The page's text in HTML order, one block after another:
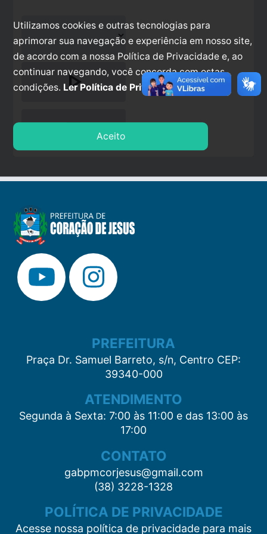
play_arrow
stop
PREFEITURA
Praça Dr. Samuel Barreto, s/n, Centro CEP:
39340-000
ATENDIMENTO
Segunda à Sexta: 7:00 às 11:00 e das 13:00 às
17:00
CONTATO
gabpmcorjesus@gmail.com
(38) 3228-1328
POLÍTICA DE PRIVACIDADE
Acesse nossa política de privacidade para mais
Utilizamos cookies e outras tecnologias para
aprimorar sua navegação e experiência em nosso site,
de acordo com a nossa Política de Privacidade e, ao
continuar navegando, você concorda com estas
condições. Ler Política de Privacidade.
Aceito